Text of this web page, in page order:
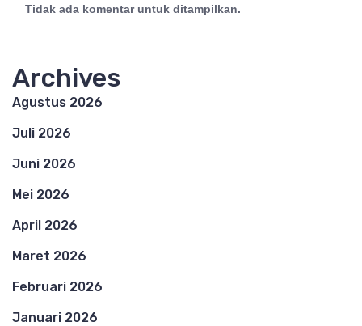
Tidak ada komentar untuk ditampilkan.
Archives
Agustus 2026
Juli 2026
Juni 2026
Mei 2026
April 2026
Maret 2026
Februari 2026
Januari 2026